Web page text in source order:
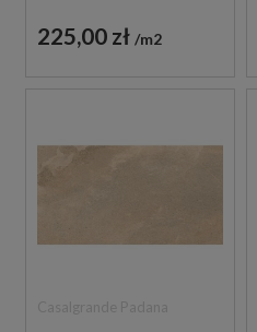
KAMIEŃ
225,00 zł m2